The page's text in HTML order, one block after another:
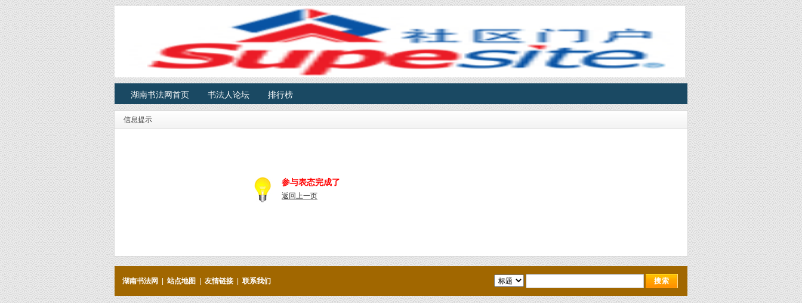
湖南书法网首页 书法人论坛 排行榜
信息提示
参与表态完成了
返回上一页
湖南书法网 站点地图 友情链接 联系我们